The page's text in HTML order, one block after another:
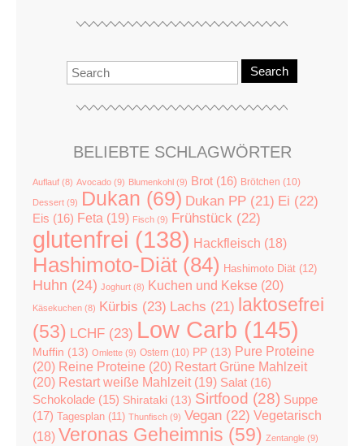
Search
BELIEBTE SCHLAGWÖRTER
Auflauf (8) Avocado (9) Blumenkohl (9) Brot (16) Brötchen (10)
Dessert (9) Dukan (69) Dukan PP (21) Ei (22)
Eis (16) Feta (19) Fisch (9) Frühstück (22)
glutenfrei (138) Hackfleisch (18)
Hashimoto-Diät (84) Hashimoto Diät (12)
Huhn (24) Joghurt (8) Kuchen und Kekse (20)
Käsekuchen (8) Kürbis (23) Lachs (21) laktosefrei
(53) LCHF (23) Low Carb (145)
Muffin (13) Omlette (9) Ostern (10) PP (13) Pure Proteine
(20) Reine Proteine (20) Restart Grüne Mahlzeit
(20) Restart weiße Mahlzeit (19) Salat (16)
Schokolade (15) Shirataki (13) Sirtfood (28) Suppe
(17) Tagesplan (11) Thunfisch (9) Vegan (22) Vegetarisch
(18) Veronas Geheimnis (59) Zentangle (9)